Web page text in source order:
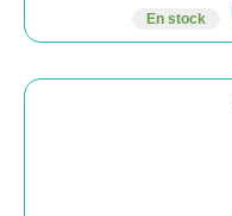
En stock